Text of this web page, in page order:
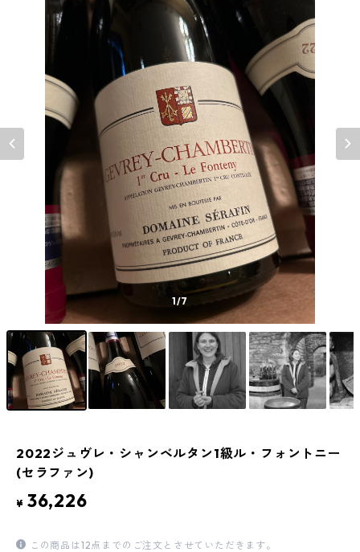
1/7
2022ジュヴレ・シャンベルタン1級ル・フォントニー
(セラファン)
¥ 36,226
この商品は12点までのご注文とさせていただきます。